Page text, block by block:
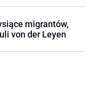
migrantów,
von der Leyen